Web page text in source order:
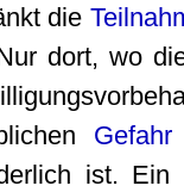
die
dort, wo
Gefahr
ist. Ein